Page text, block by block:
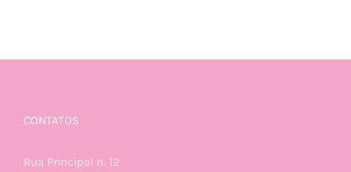
CONTATOS
Rua Principal n. 12